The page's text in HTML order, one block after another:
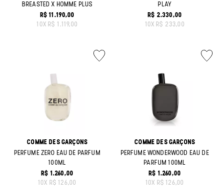
BREASTED X HOMME PLUS
ORIGINAL PRICE:
R$ 11.190,00
10X R$ 1.119,00
PLAY
ORIGINAL PRICE:
R$ 2.330,00
10X R$ 233,00
COMME DES GARÇONS
PERFUME ZERO EAU DE PARFUM
100ML
ORIGINAL PRICE:
R$ 1.260,00
10X R$ 126,00
COMME DES GARÇONS
PERFUME WONDERWOOD EAU DE
PARFUM 100ML
ORIGINAL PRICE:
R$ 1.260,00
10X R$ 126,00